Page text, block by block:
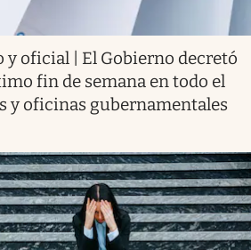
y oficial | El Gobierno decretó
fin de semana en todo el
y oficinas gubernamentales